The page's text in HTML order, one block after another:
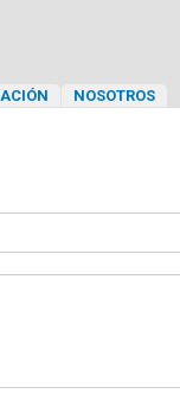
NOSOTROS